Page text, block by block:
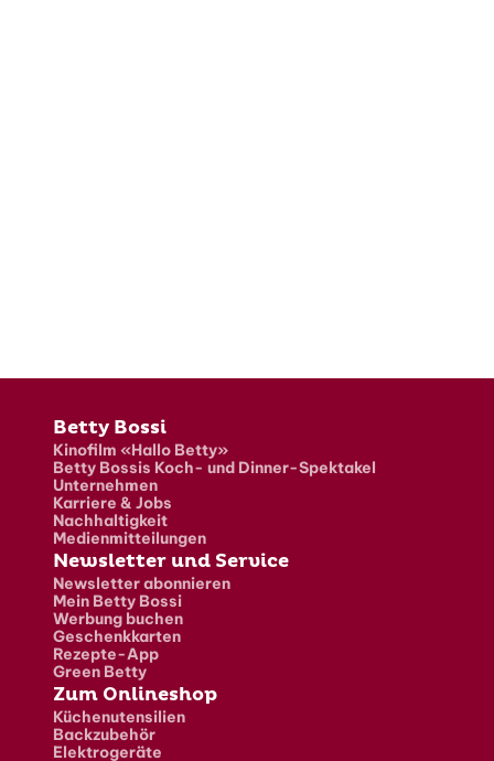
Fusszeile
Betty Bossi
Kinofilm «Hallo Betty»
Betty Bossis Koch- und Dinner-Spektakel
Unternehmen
Karriere & Jobs
Nachhaltigkeit
Medienmitteilungen
Newsletter und Service
Newsletter abonnieren
Mein Betty Bossi
Werbung buchen
Geschenkkarten
Rezepte-App
Green Betty
Zum Onlineshop
Küchenutensilien
Backzubehör
Elektrogeräte